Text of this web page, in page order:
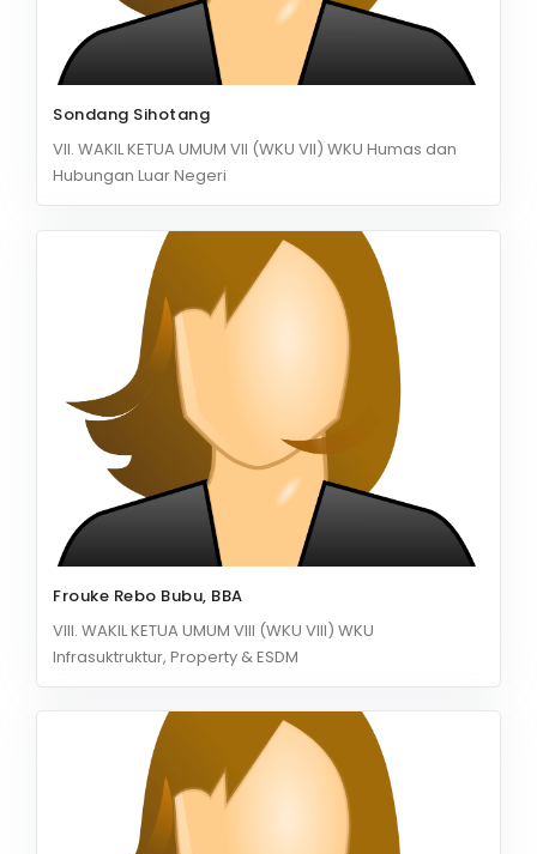
Sondang Sihotang
VII. WAKIL KETUA UMUM VII (WKU VII) WKU Humas dan
Hubungan Luar Negeri
Frouke Rebo Bubu, BBA
VIII. WAKIL KETUA UMUM VIII (WKU VIII) WKU
Infrasuktruktur, Property & ESDM